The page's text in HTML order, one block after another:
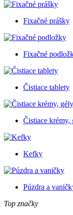
Fixačné prášky
Fixačné
Čistiace tablety
Čistiace
Kefky
Púzdra a
Top značky